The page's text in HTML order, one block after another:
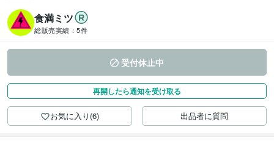
食満ミツ
総販売実績： 5件
受付休止中
再開したら通知を受け取る
お気に入り(6) 出品者に質問